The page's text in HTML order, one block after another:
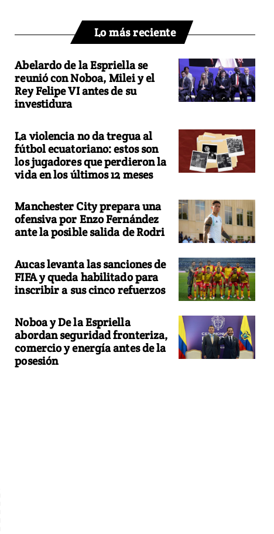
Lo más reciente
Abelardo de la Espriella se
reunió con Noboa, Milei y el
Rey Felipe VI antes de su
investidura
La violencia no da tregua al
fútbol ecuatoriano: estos son
los jugadores que perdieron la
vida en los últimos 12 meses
Manchester City prepara una
ofensiva por Enzo Fernández
ante la posible salida de Rodri
Aucas levanta las sanciones de
FIFA y queda habilitado para
inscribir a sus cinco refuerzos
Noboa y De la Espriella
abordan seguridad fronteriza,
comercio y energía antes de la
posesión